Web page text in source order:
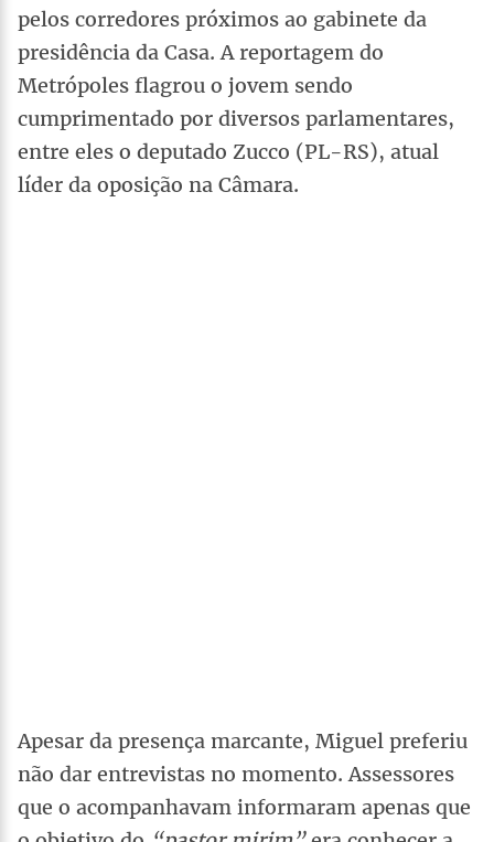
pelos corredores próximos ao gabinete da
presidência da Casa. A reportagem do
Metrópoles flagrou o jovem sendo
cumprimentado por diversos parlamentares,
entre eles o deputado Zucco (PL-RS), atual
líder da oposição na Câmara.
Apesar da presença marcante, Miguel preferiu
não dar entrevistas no momento. Assessores
que o acompanhavam informaram apenas que